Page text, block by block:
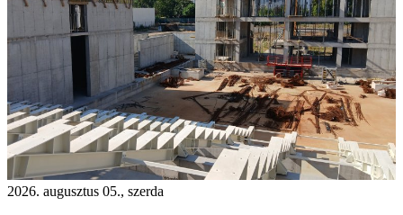
2026. augusztus 05., szerda